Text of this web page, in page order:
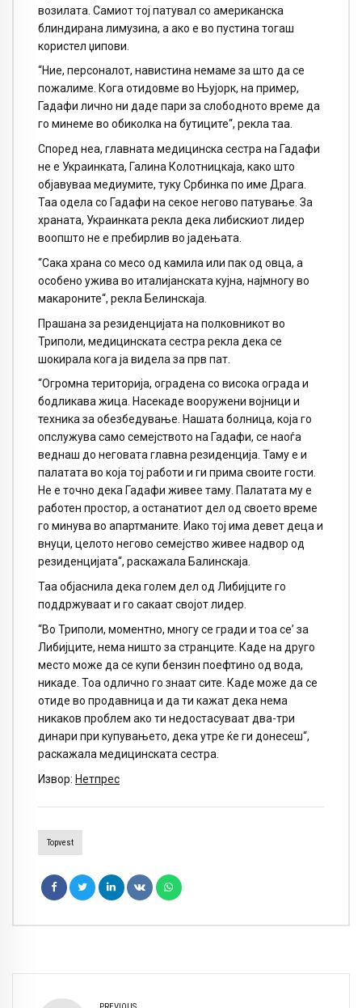
возилата. Самиот тој патувал со американска
блиндирана лимузина, а ако е во пустина тогаш
користел џипови.
“Ние, персоналот, навистина немаме за што да се
пожалиме. Кога отидовме во Њујорк, на пример,
Гадафи лично ни даде пари за слободното време да
го минеме во обиколка на бутиците“, рекла таа.
Според неа, главната медицинска сестра на Гадафи
не е Украинката, Галина Колотницкаја, како што
објавуваа медиумите, туку Србинка по име Драга.
Таа одела со Гадафи на секое негово патување. За
храната, Украинката рекла дека либискиот лидер
воопшто не е пребирлив во јадењата.
“Сака храна со месо од камила или пак од овца, а
особено ужива во италијанската кујна, најмногу во
макароните“, рекла Белинскаја.
Прашана за резиденцијата на полковникот во
Триполи, медицинската сестра рекла дека се
шокирала кога ја видела за прв пат.
“Огромна територија, оградена со висока ограда и
бодликава жица. Насекаде вооружени војници и
техника за обезбедување. Нашата болница, која го
опслужува само семејството на Гадафи, се наоѓа
веднаш до неговата главна резиденција. Таму е и
палатата во која тој работи и ги прима своите гости.
Не е точно дека Гадафи живее таму. Палатата му е
работен простор, а останатиот дел од своето време
го минува во апартманите. Иако тој има девет деца и
внуци, целото негово семејство живее надвор од
резиденцијата“, раскажала Балинскаја.
Таа објаснила дека голем дел од Либијците го
поддржуваат и го сакаат својот лидер.
“Во Триполи, моментно, многу се гради и тоа се’ за
Либијците, нема ништо за странците. Каде на друго
место може да се купи бензин поефтино од вода,
никаде. Тоа одлично го знаат сите. Каде може да се
отиде во продавница и да ти кажат дека нема
никаков проблем ако ти недостасуваат два-три
динари при купувањето, дека утре ќе ги донесеш“,
раскажала медицинската сестра.
Извор: Нетпрес
Topvest